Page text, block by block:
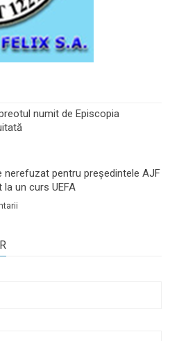
numit de Episcopia
nerefuzat pentru preşedintele AJF
un curs UEFA